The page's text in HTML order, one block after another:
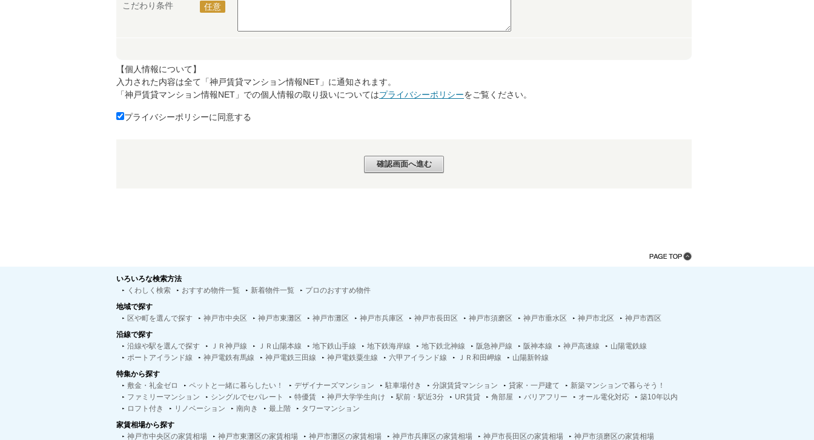
こだわり条件 任意
【個人情報について】
入力された内容は全て「神戸賃貸マンション情報NET」に通知されます。
「神戸賃貸マンション情報NET」での個人情報の取り扱いについてはプライバシーポリシーをご覧ください。
プライバシーポリシーに同意する
いろいろな検索方法
くわしく検索
おすすめ物件一覧 新着物件一覧
プロのおすすめ物件
地域で探す
区や町を選んで探す
神戸市中央区 神戸市東灘区 神戸市灘区 神戸市兵庫区 神戸市長田区 神戸市須磨区 神戸市垂水区 神戸市北区
神戸市西区
沿線で探す
沿線や駅を選んで探す
ＪＲ神戸線 ＪＲ山陽本線 地下鉄山手線 地下鉄海岸線 地下鉄北神線 阪急神戸線 阪神本線 神戸高速線
山陽電鉄線
ポートアイランド線
神戸電鉄有馬線 神戸電鉄三田線 神戸電鉄粟生線 六甲アイランド線 ＪＲ和田岬線
山陽新幹線
特集から探す
敷金・礼金ゼロ
ペットと一緒に暮らしたい！ デザイナーズマンション 駐車場付き 分譲賃貸マンション 貸家・一戸建て
新築マンションで暮らそう！
ファミリーマンション
シングルでセパレート 特優賃 神戸大学学生向け 駅前・駅近3分 UR賃貸 角部屋 バリアフリー オール電化対応
築10年以内
ロフト付き
リノベーション 南向き 最上階
タワーマンション
家賃相場から探す
神戸市中央区の家賃相場
神戸市東灘区の家賃相場 神戸市灘区の家賃相場 神戸市兵庫区の家賃相場 神戸市長田区の家賃相場 神戸市須磨区の家賃相場